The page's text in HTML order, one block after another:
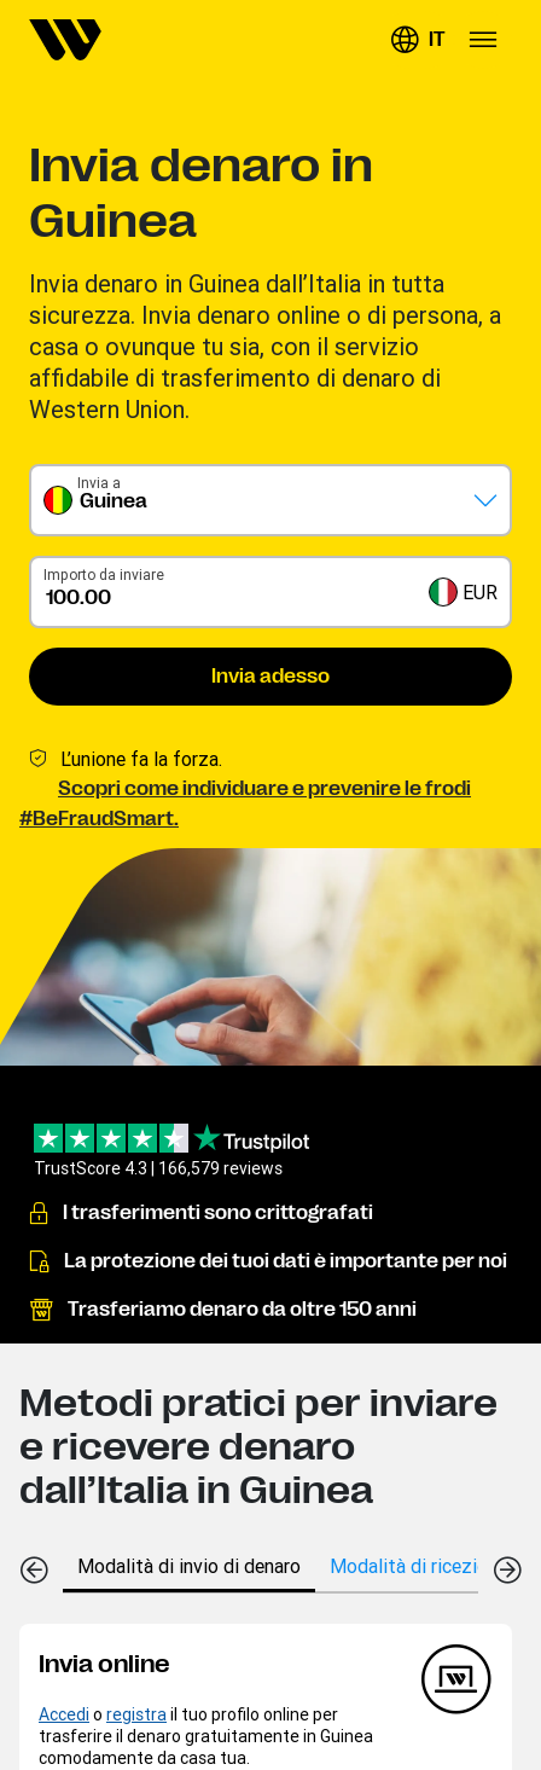
IT
Invia denaro in
Guinea
Invia denaro in Guinea dall’Italia in tutta
sicurezza. Invia denaro online o di persona, a
casa o ovunque tu sia, con il servizio
affidabile di trasferimento di denaro di
Western Union.
Guinea
Invia a
Importo da inviare
EUR
Invia adesso
L’unione fa la forza.
Scopri come individuare e prevenire le frodi
#BeFraudSmart.
TrustScore 4.3 | 166,579 reviews
I trasferimenti sono crittografati
La protezione dei tuoi dati è importante per noi
Trasferiamo denaro da oltre 150 anni
Metodi pratici per inviare
e ricevere denaro
dall’Italia in Guinea
Modalità di invio di denaro Modalità di ricezione di
Invia online
Accedi o registrail tuo profilo online per
trasferire il denaro gratuitamente in Guinea
comodamente da casa tua.